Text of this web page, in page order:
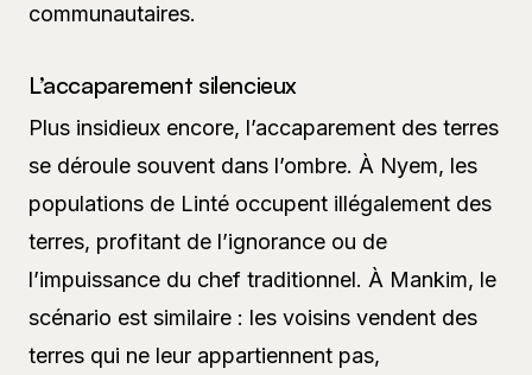
communautaires.
L’accaparement silencieux
Plus insidieux encore, l’accaparement des terres
se déroule souvent dans l’ombre. À Nyem, les
populations de Linté occupent illégalement des
terres, profitant de l’ignorance ou de
l’impuissance du chef traditionnel. À Mankim, le
scénario est similaire : les voisins vendent des
terres qui ne leur appartiennent pas,